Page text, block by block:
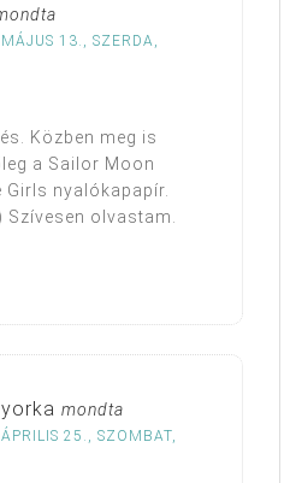
13., SZERDA,
Közben meg is
a Sailor Moon
nyalókapapír.
olvastam.
mondta
25., SZOMBAT,